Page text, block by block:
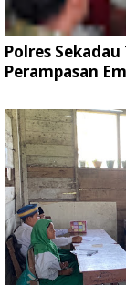
Polres
Perampasan